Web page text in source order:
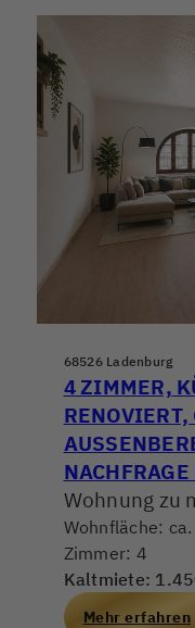
68526 Ladenburg
4 ZIMMER,
RENOVIERT,
ACHFRAGE
Wohnung zu
Wohnfläche:
Zimmer: 4
Kaltmiete:
Mehr erfahren